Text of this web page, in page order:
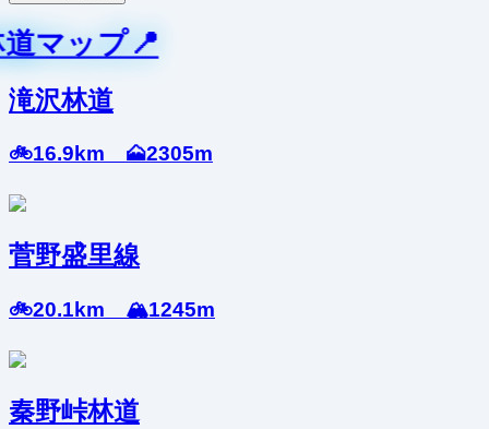
林道マップ📍
滝沢林道
🚲16.9km 🗻2305m
菅野盛里線
🚲20.1km 🏔️1245m
秦野峠林道